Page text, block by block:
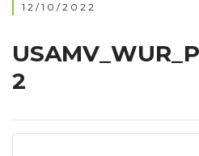
12/10/2022
2